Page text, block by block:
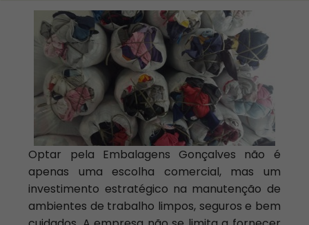
Optar pela Embalagens Gonçalves não é
apenas uma escolha comercial, mas um
investimento estratégico na manutenção de
ambientes de trabalho limpos, seguros e bem